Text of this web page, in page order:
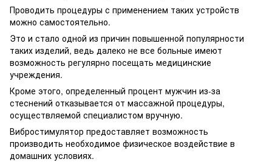
Проводить процедуры с применением таких устройств
можно самостоятельно.
Это и стало одной из причин повышенной популярности
таких изделий, ведь далеко не все больные имеют
возможность регулярно посещать медицинские
учреждения.
Кроме этого, определенный процент мужчин из-за
стеснений отказывается от массажной процедуры,
осуществляемой специалистом вручную.
Вибростимулятор предоставляет возможность
производить необходимое физическое воздействие в
домашних условиях.